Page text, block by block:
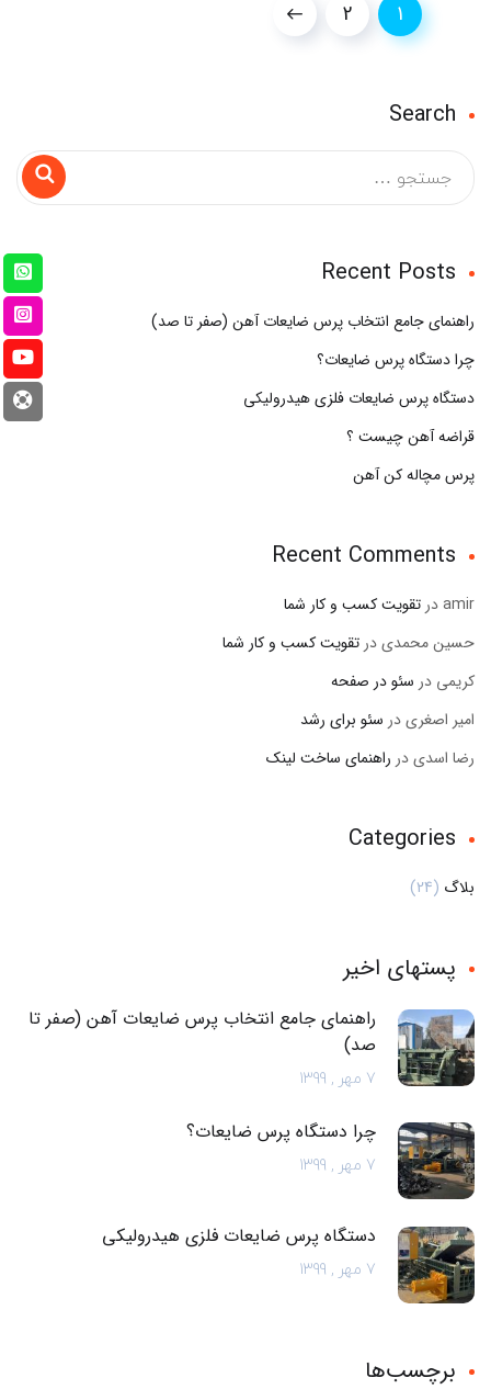
1
2
Search
Recent Posts
راهنمای جامع انتخاب پرس ضایعات آهن (صفر تا صد)
چرا دستگاه پرس ضایعات؟
دستگاه پرس ضایعات فلزی هیدرولیکی
قراضه آهن چیست ؟
پرس مچاله کن آهن
Recent Comments
amirدر تقویت کسب و کار شما
حسین محمدیدر تقویت کسب و کار شما
کریمی در سئو در صفحه
امیر اصغریدر سئو برای رشد
رضا اسدیدر راهنمای ساخت لینک
Categories
بلاگ (24)
پستهای اخیر
راهنمای جامع انتخاب پرس ضایعات آهن (صفر تا
صد)
7 مهر , 1399
چرا دستگاه پرس ضایعات؟
7 مهر , 1399
دستگاه پرس ضایعات فلزی هیدرولیکی
7 مهر , 1399
برچسب‌ها